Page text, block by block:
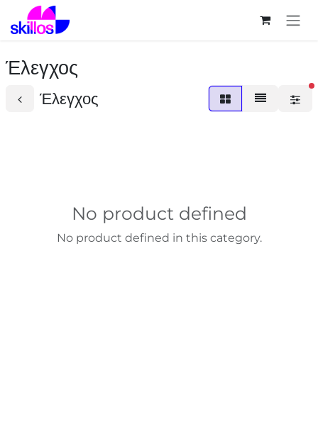
Skip to Content
Έλεγχος
Έλεγχος
No product defined
No product defined in this category.